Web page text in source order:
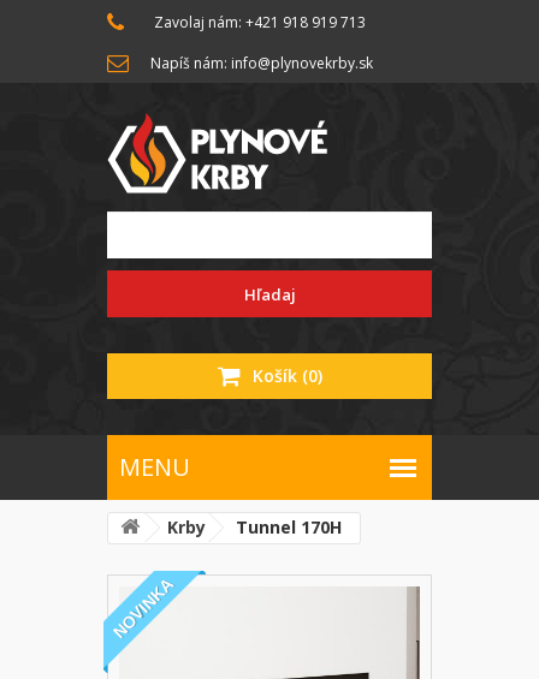
Zavolaj nám: +421 918 919 713
Napíš nám: info@plynovekrby.sk
Hľadaj
Košík (0)
Krby Tunnel 170H
NOVINKA